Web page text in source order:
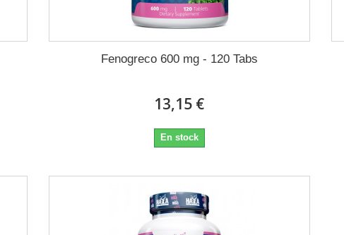
Fenogreco 600 mg - 120 Tabs
13,15 €
En stock